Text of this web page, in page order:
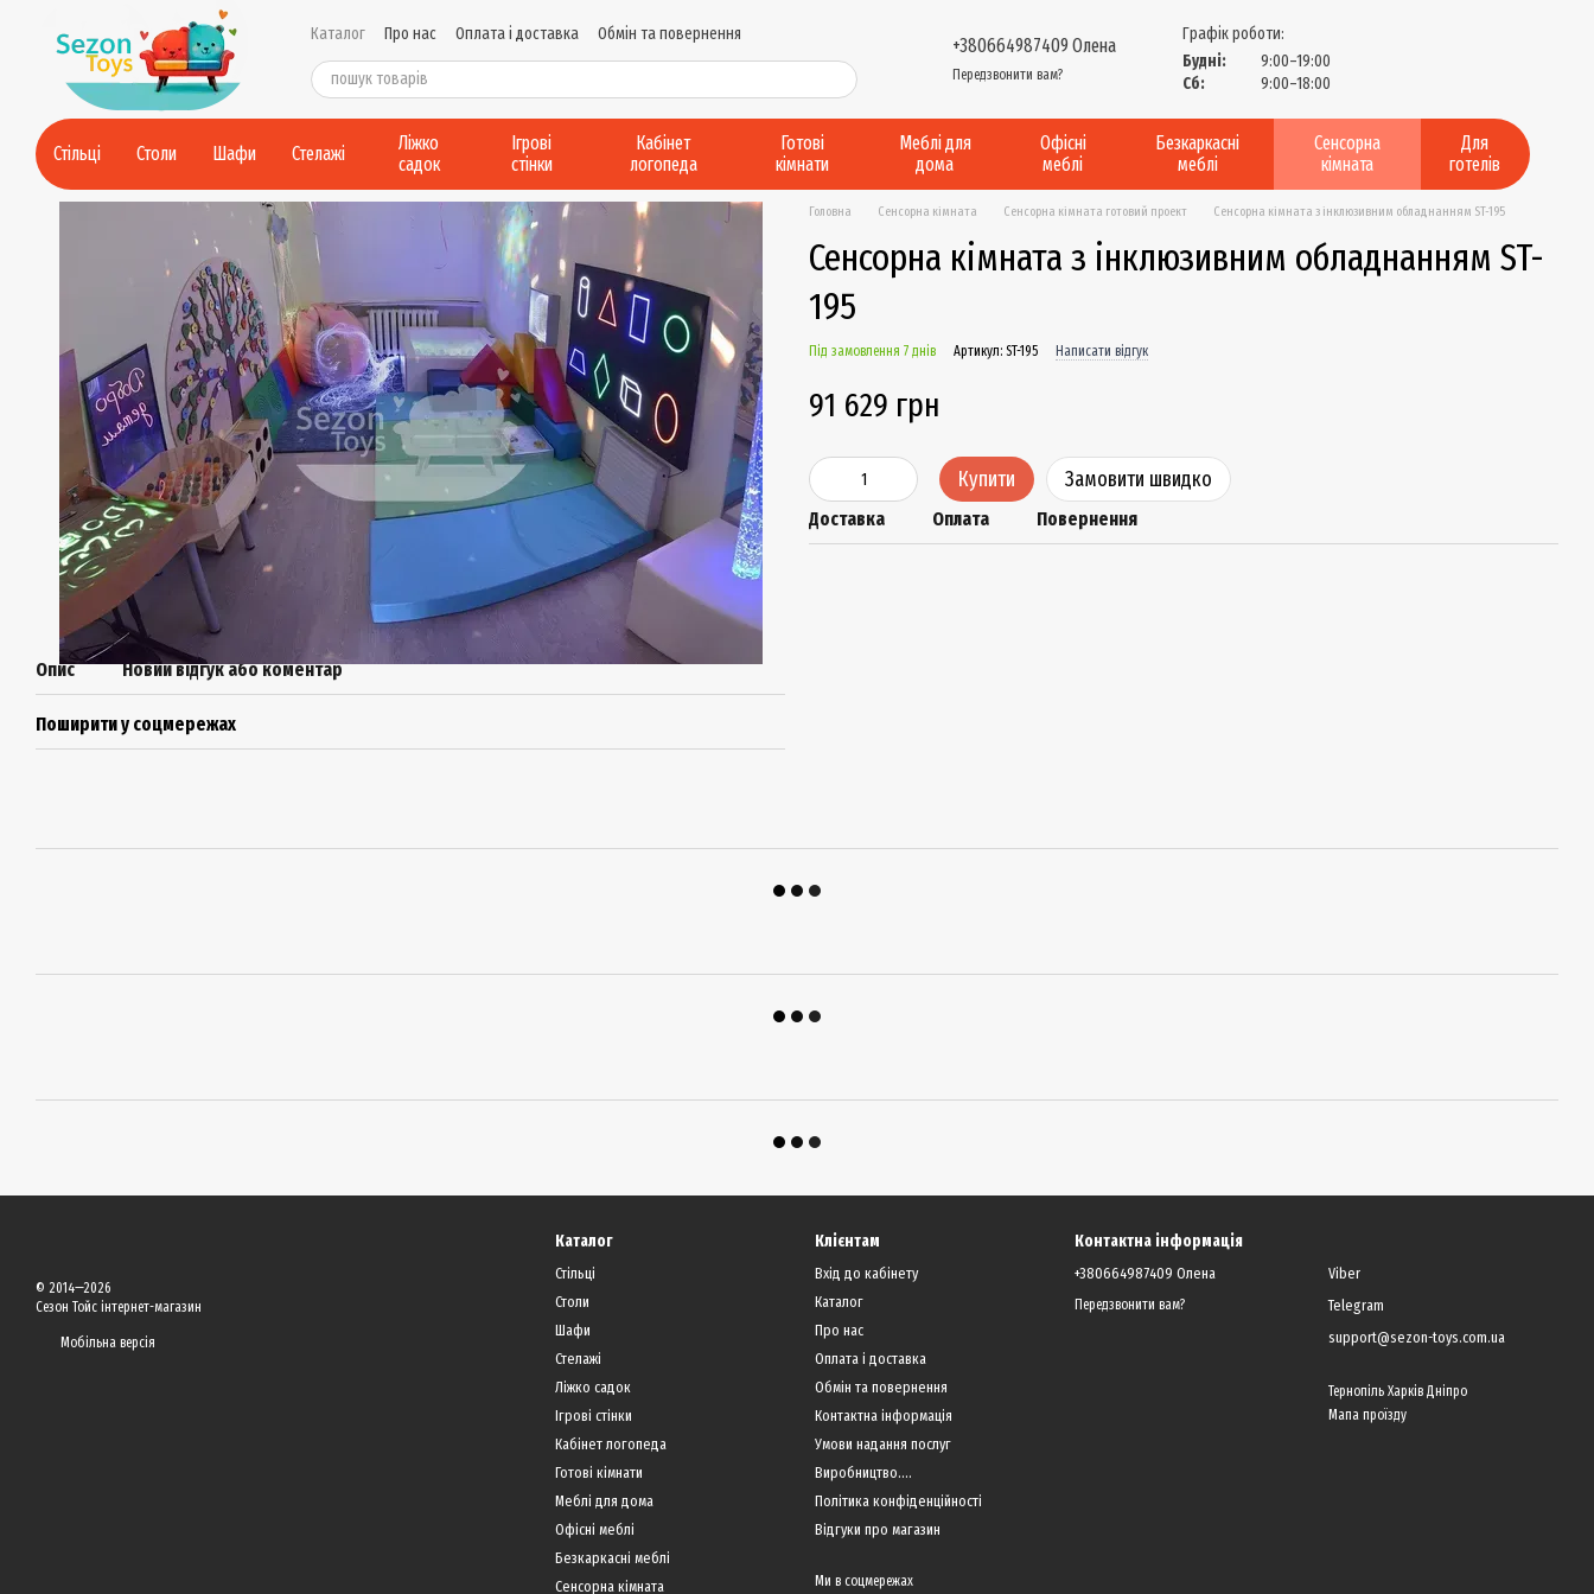
Перейти до основного контенту
Каталог Про нас Оплата і доставка
Обмін та повернення
Контактна інформація
Умови надання послуг
Виробництво....
Політика конфіденційності
+380664987409 Олена
Передзвонити вам?
Графік роботи:
Будні:
9:00–19:00
Сб:
9:00–18:00
Стільці Столи Шафи Стелажі
Ліжко
садок
Ігрові
стінки
Кабінет
логопеда
Готові
кімнати
Меблі для
дома
Офісні
меблі
Безкаркасні
меблі
Сенсорна
кімната
Для
готелів
Опис Новий відгук або коментар
Поширити у соцмережах
Головна Сенсорна кімната Сенсорна кімната готовий проект Сенсорна кімната з інклюзивним обладнанням ST-195
Сенсорна кімната з інклюзивним обладнанням ST-
195
Під замовлення 7 днів Артикул: ST-195 Написати відгук
91 629 грн
Купити Замовити швидко
Доставка Оплата Повернення
© 2014—2026
Сезон Тойс інтернет-магазин
Мобільна версія
Каталог
Стільці
Столи
Шафи
Стелажі
Ліжко садок
Ігрові стінки
Кабінет логопеда
Готові кімнати
Меблі для дома
Офісні меблі
Безкаркасні меблі
Сенсорна кімната
Клієнтам
Вхід до кабінету
Каталог
Про нас
Оплата і доставка
Обмін та повернення
Контактна інформація
Умови надання послуг
Виробництво....
Політика конфіденційності
Відгуки про магазин
Ми в соцмережах
Контактна інформація
+380664987409 Олена
Передзвонити вам?
Viber
Telegram
support@sezon-toys.com.ua
Тернопіль Харків Дніпро
Мапа проїзду